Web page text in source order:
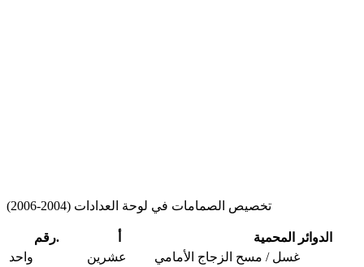
تخصيص الصمامات في لوحة العدادات (2004-2006)
رقم.
الدوائر المحمية
واحد
عشرين
غسل / مسح الزجاج الأمامي